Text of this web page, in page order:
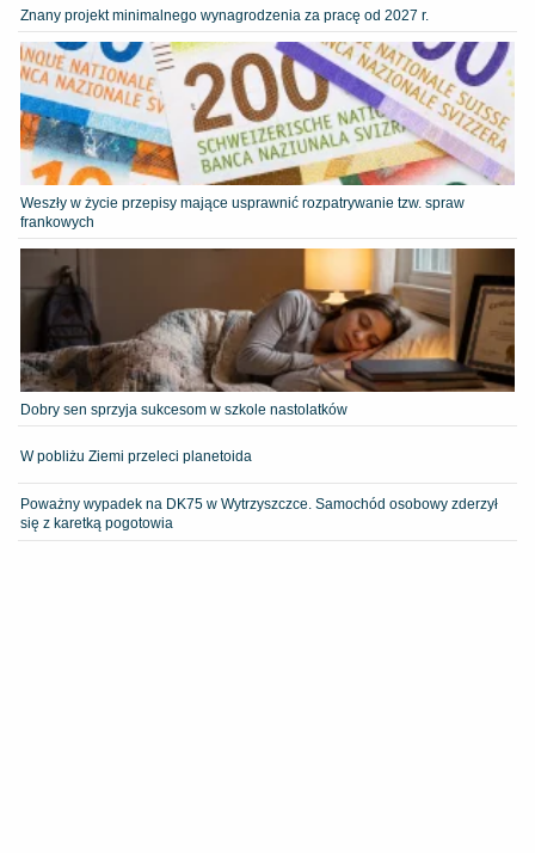
Znany projekt minimalnego wynagrodzenia za pracę od 2027 r.
Weszły w życie przepisy mające usprawnić rozpatrywanie tzw. spraw
frankowych
Dobry sen sprzyja sukcesom w szkole nastolatków
W pobliżu Ziemi przeleci planetoida
Poważny wypadek na DK75 w Wytrzyszczce. Samochód osobowy zderzył
się z karetką pogotowia